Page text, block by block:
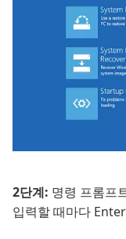
2단계: 명령 프롬프
입력할 때마다